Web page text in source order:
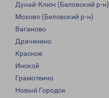
Дунай-Ключ (Беловский р-н)
Мохово (Беловский р-н)
Ваганово
Драченино
Красное
Инской
Грамотеино
Новый Городок